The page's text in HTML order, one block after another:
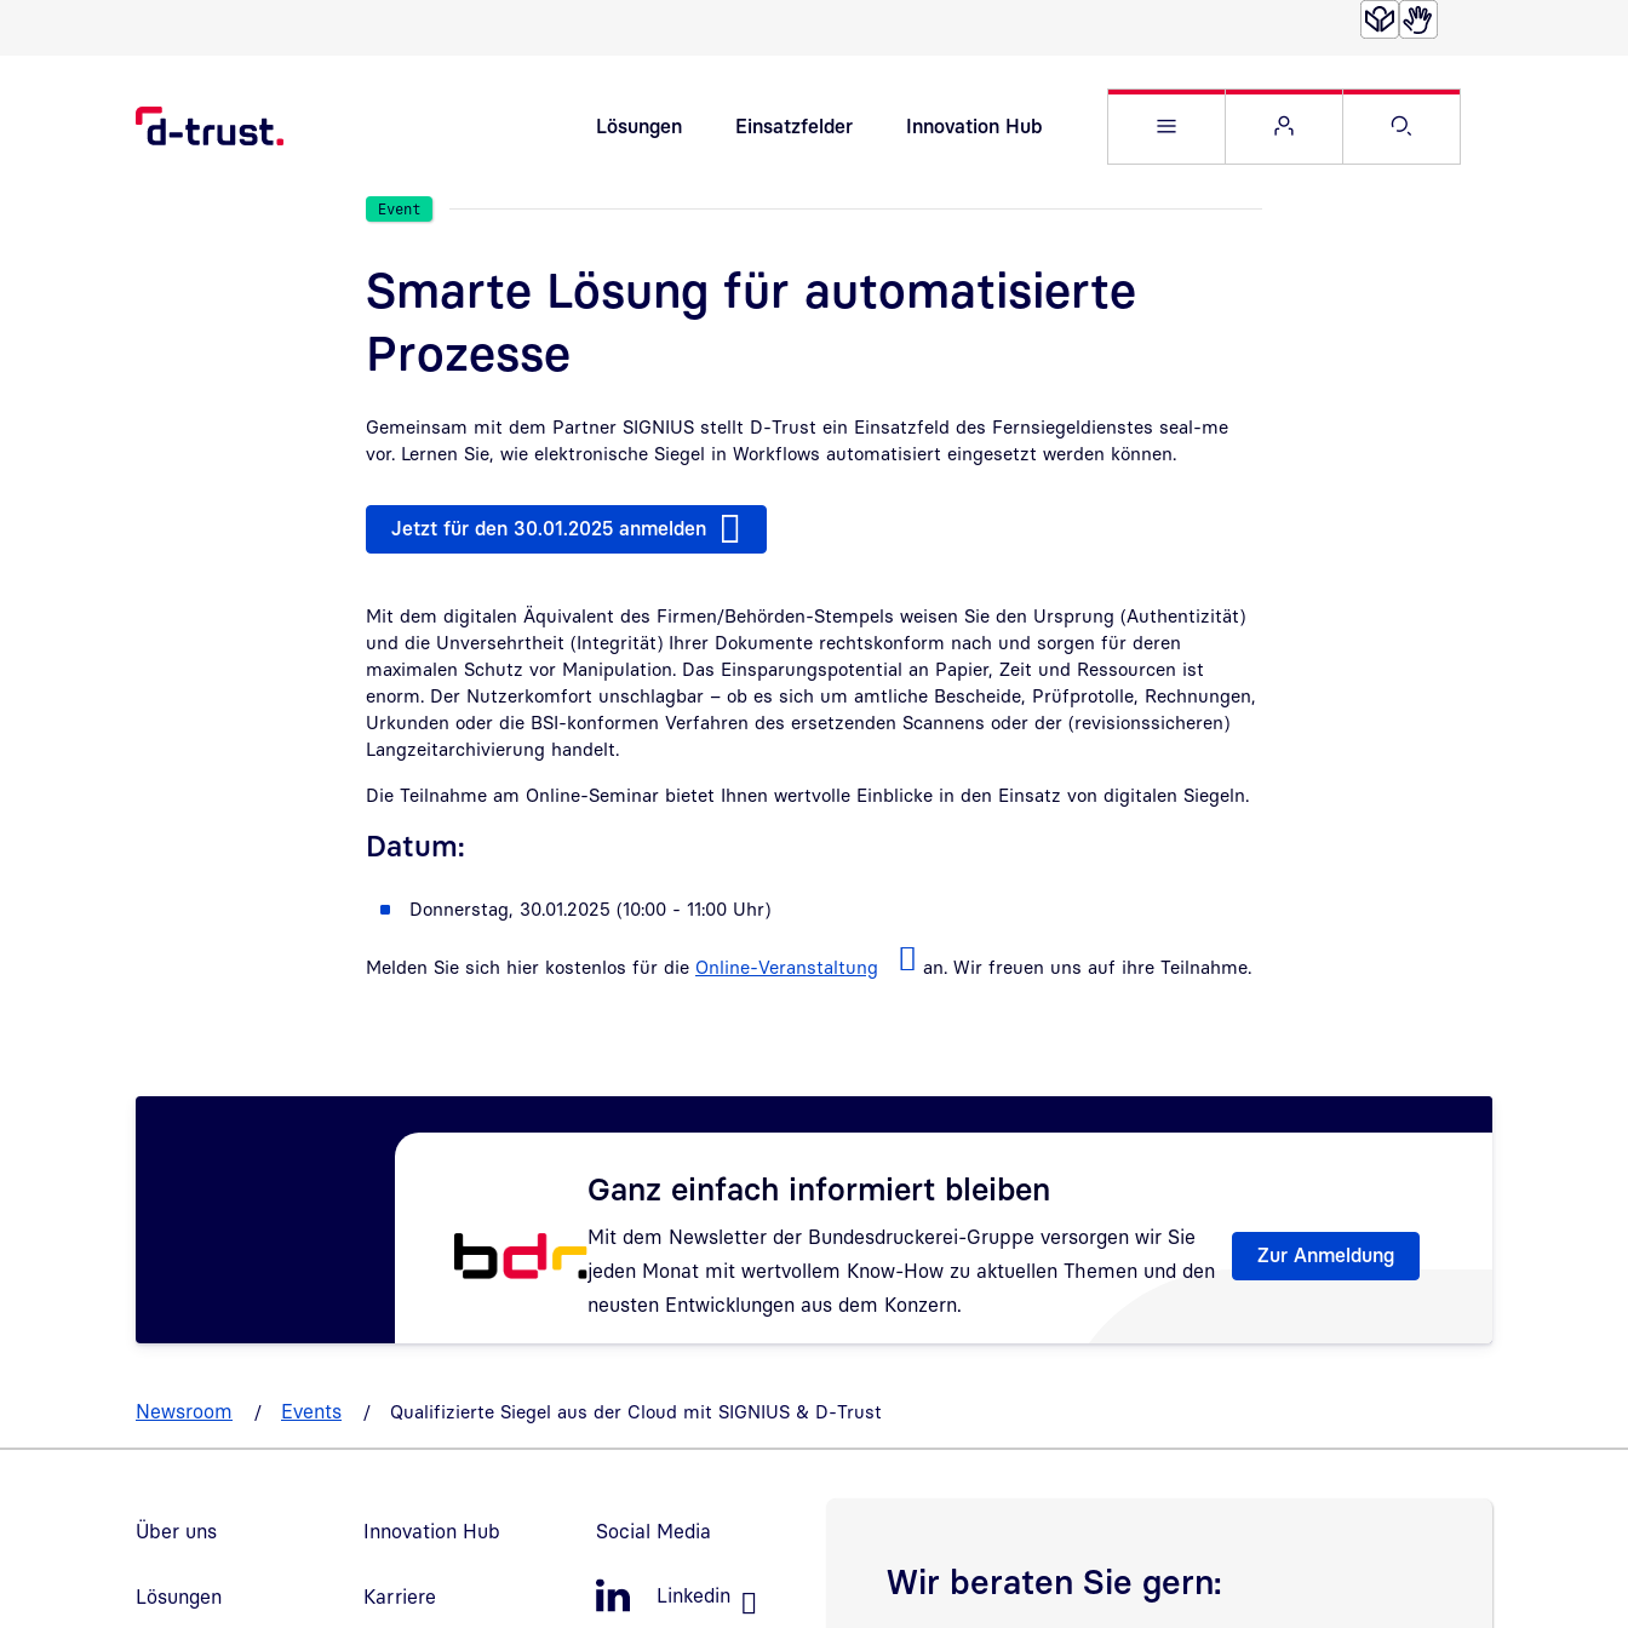
Lösungen Einsatzfelder Innovation Hub Websitemenü öffnenService Menü öffnen
Suche öffnen
Event
Smarte Lösung für automatisierte
Prozesse
Gemeinsam mit dem Partner SIGNIUS stellt D-Trust ein Einsatzfeld des Fernsiegeldienstes seal-me
vor. Lernen Sie, wie elektronische Siegel in Workflows automatisiert eingesetzt werden können.
Jetzt für den 30.01.2025 anmelden
Mit dem digitalen Äquivalent des Firmen/Behörden-Stempels weisen Sie den Ursprung (Authentizität)
und die Unversehrtheit (Integrität) Ihrer Dokumente rechtskonform nach und sorgen für deren
maximalen Schutz vor Manipulation. Das Einsparungspotential an Papier, Zeit und Ressourcen ist
enorm. Der Nutzerkomfort unschlagbar – ob es sich um amtliche Bescheide, Prüfprotolle, Rechnungen,
Urkunden oder die BSI-konformen Verfahren des ersetzenden Scannens oder der (revisionssicheren)
Langzeitarchivierung handelt.
Die Teilnahme am Online-Seminar bietet Ihnen wertvolle Einblicke in den Einsatz von digitalen Siegeln.
Datum:
Donnerstag, 30.01.2025 (10:00 - 11:00 Uhr)
Melden Sie sich hier kostenlos für die Online-Veranstaltung an. Wir freuen uns auf ihre Teilnahme.
Ganz einfach informiert bleiben
Mit dem Newsletter der Bundesdruckerei-Gruppe versorgen wir Sie
jeden Monat mit wertvollem Know-How zu aktuellen Themen und den
neusten Entwicklungen aus dem Konzern.
Zur Anmeldung
Newsroom Events Qualifizierte Siegel aus der Cloud mit SIGNIUS & D-Trust
Über uns
Lösungen
Innovation Hub
Karriere
Social Media
Linkedin Wir beraten Sie gern: